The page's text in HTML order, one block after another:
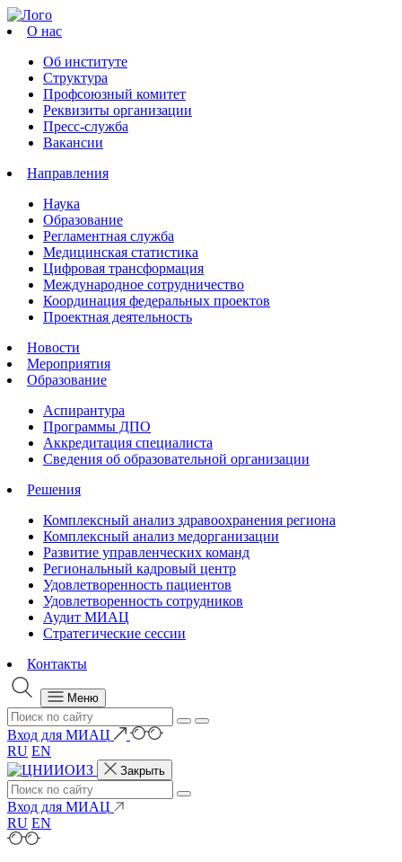
О нас
Об институте
Структура
Профсоюзный комитет
Реквизиты организации
Пресс-служба
Вакансии
Направления
Наука
Образование
Регламентная служба
Медицинская статистика
Цифровая трансформация
Международное сотрудничество
Координация федеральных проектов
Проектная деятельность
Новости
Мероприятия
Образование
Аспирантура
Программы ДПО
Аккредитация специалиста
Сведения об образовательной организации
Решения
Комплексный анализ здравоохранения региона
Комплексный анализ медорганизации
Развитие управленческих команд
Региональный кадровый центр
Удовлетворенность пациентов
Удовлетворенность сотрудников
Аудит МИАЦ
Стратегические сессии
Контакты
Меню
Вход для МИАЦ
RU EN
Закрыть
Вход для МИАЦ
RU EN